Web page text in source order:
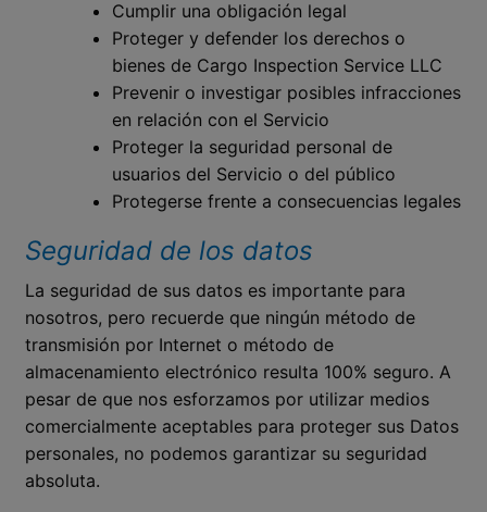
Cumplir una obligación legal
Proteger y defender los derechos o
bienes de Cargo Inspection Service LLC
Prevenir o investigar posibles infracciones
en relación con el Servicio
Proteger la seguridad personal de
usuarios del Servicio o del público
Protegerse frente a consecuencias legales
Seguridad de los datos
La seguridad de sus datos es importante para
nosotros, pero recuerde que ningún método de
transmisión por Internet o método de
almacenamiento electrónico resulta 100% seguro. A
pesar de que nos esforzamos por utilizar medios
comercialmente aceptables para proteger sus Datos
personales, no podemos garantizar su seguridad
absoluta.